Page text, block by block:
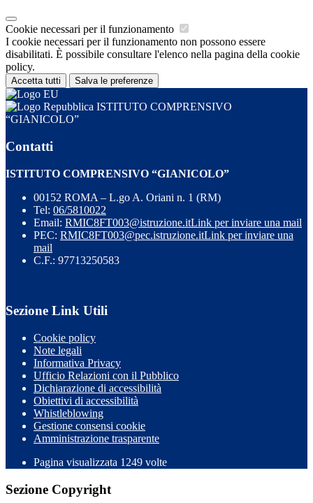
Cookie necessari per il funzionamento
I cookie necessari per il funzionamento non possono essere
disabilitati. È possibile consultare l'elenco nella pagina della cookie
policy.
Accetta tutti Salva le preferenze
ISTITUTO COMPRENSIVO
“GIANICOLO”
Contatti
ISTITUTO COMPRENSIVO “GIANICOLO”
00152 ROMA – L.go A. Oriani n. 1 (RM)
Tel: 06/5810022
Email: RMIC8FT003@istruzione.itLink per inviare una mail
PEC: RMIC8FT003@pec.istruzione.itLink per inviare una
mail
C.F.: 97713250583
Sezione Link Utili
Cookie policy
Note legali
Informativa Privacy
Ufficio Relazioni con il Pubblico
Dichiarazione di accessibilità
Obiettivi di accessibilità
Whistleblowing
Gestione consensi cookie
Amministrazione trasparente
Pagina visualizzata 1249 volte
Sezione Copyright